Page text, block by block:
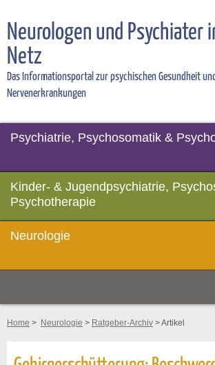
Neurologen und Psychiater
Netz
Das Informationsportal zur psychischen Gesundheit
Nervenerkrankungen
Psychiatrie, Psychosomatik &
Kinder- & Jugendpsychiatrie,
Psychotherapie
Neurologie
Home > Neurologie > Ratgeber-Archiv > Artikel